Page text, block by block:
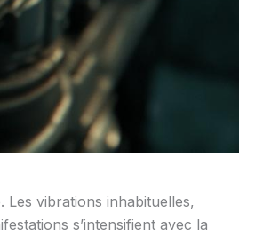
Les vibrations inhabituelles,
s’intensifient avec la